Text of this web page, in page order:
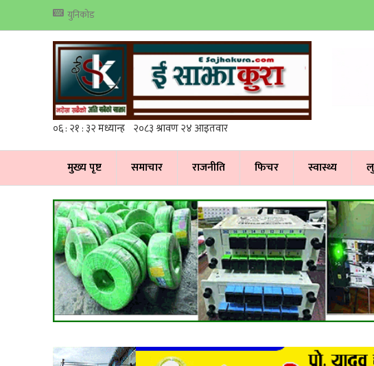
युनिकोड
मुख्य पृष्ट समाचार राजनीति फिचर स्वास्थ्य